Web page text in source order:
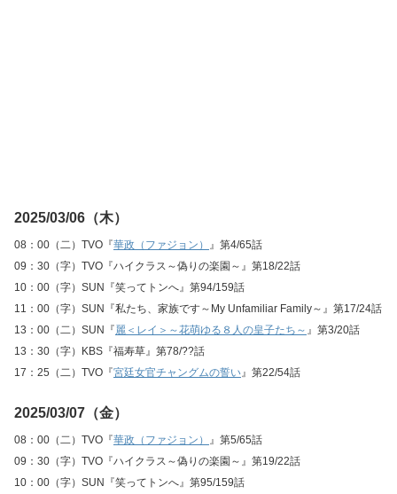
2025/03/06（木）
08：00（二）TVO『華政（ファジョン） 』第4/65話
09：30（字）TVO『ハイクラス～偽りの楽園～』第18/22話
10：00（字）SUN『笑ってトンへ』第94/159話
11：00（字）SUN『私たち、家族です～My Unfamiliar Family～』第17/24話
13：00（二）SUN『麗＜レイ＞～花萌ゆる８人の皇子たち～ 』第3/20話
13：30（字）KBS『福寿草』第78/??話
17：25（二）TVO『宮廷女官チャングムの誓い』第22/54話
2025/03/07（金）
08：00（二）TVO『華政（ファジョン） 』第5/65話
09：30（字）TVO『ハイクラス～偽りの楽園～』第19/22話
10：00（字）SUN『笑ってトンへ』第95/159話